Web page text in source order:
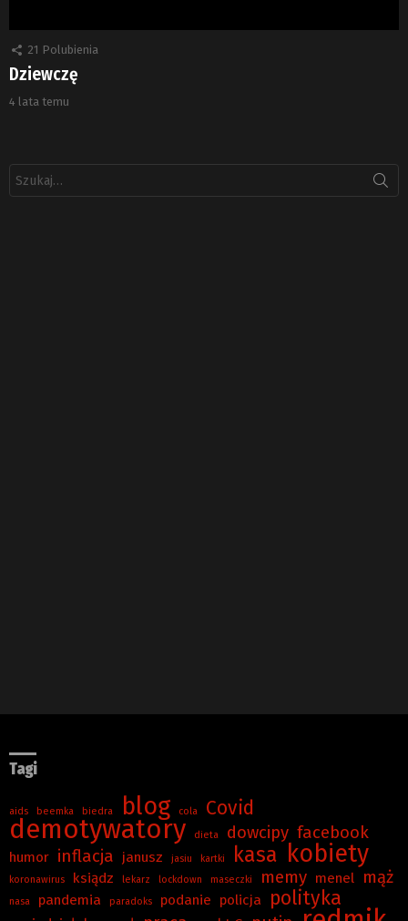
21 Polubienia
Dziewczę
4 lata temu
Tagi
aids beemka biedra blog cola Covid
demotywatory dieta dowcipy facebook
humor inflacja janusz jasiu kartki kasa kobiety
koronawirus ksiądz lekarz lockdown maseczki memy menel mąż
nasa pandemia paradoks podanie policja polityka